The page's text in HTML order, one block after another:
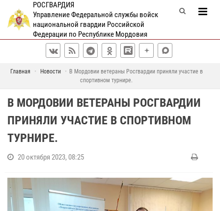
РОСГВАРДИЯ
Управление Федеральной службы войск
национальной гвардии Российской
Федерации по Республике Мордовия
Главная Новости
В Мордовии ветераны Росгвардии приняли участие в
спортивном турнире.
В МОРДОВИИ ВЕТЕРАНЫ РОСГВАРДИИ
ПРИНЯЛИ УЧАСТИЕ В СПОРТИВНОМ
ТУРНИРЕ.
20 октября 2023, 08:25